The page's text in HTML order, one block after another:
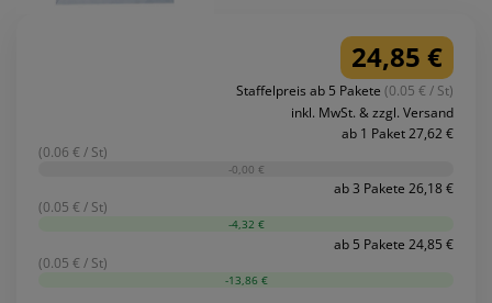
24,85 €
Staffelpreis ab 5 Pakete (0.05 € / St)
inkl. MwSt. & zzgl. Versand
ab 1 Paket 27,62 €
(0.06 € / St)
-0,00 €
ab 3 Pakete 26,18 €
(0.05 € / St)
-4,32 €
ab 5 Pakete 24,85 €
(0.05 € / St)
-13,86 €